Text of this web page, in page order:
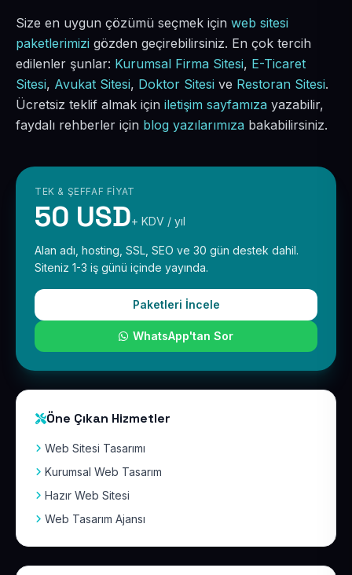
Size en uygun çözümü seçmek için web sitesi
paketlerimizi gözden geçirebilirsiniz. En çok tercih
edilenler şunlar: Kurumsal Firma Sitesi, E-Ticaret
Sitesi, Avukat Sitesi, Doktor Sitesi ve Restoran Sitesi.
Ücretsiz teklif almak için iletişim sayfamıza yazabilir,
faydalı rehberler için blog yazılarımıza bakabilirsiniz.
TEK & ŞEFFAF FIYAT
50 USD+ KDV / yıl
Alan adı, hosting, SSL, SEO ve 30 gün destek dahil.
Siteniz 1-3 iş günü içinde yayında.
Paketleri İncele
WhatsApp'tan Sor
Öne Çıkan Hizmetler
Web Sitesi Tasarımı
Kurumsal Web Tasarım
Hazır Web Sitesi
Web Tasarım Ajansı